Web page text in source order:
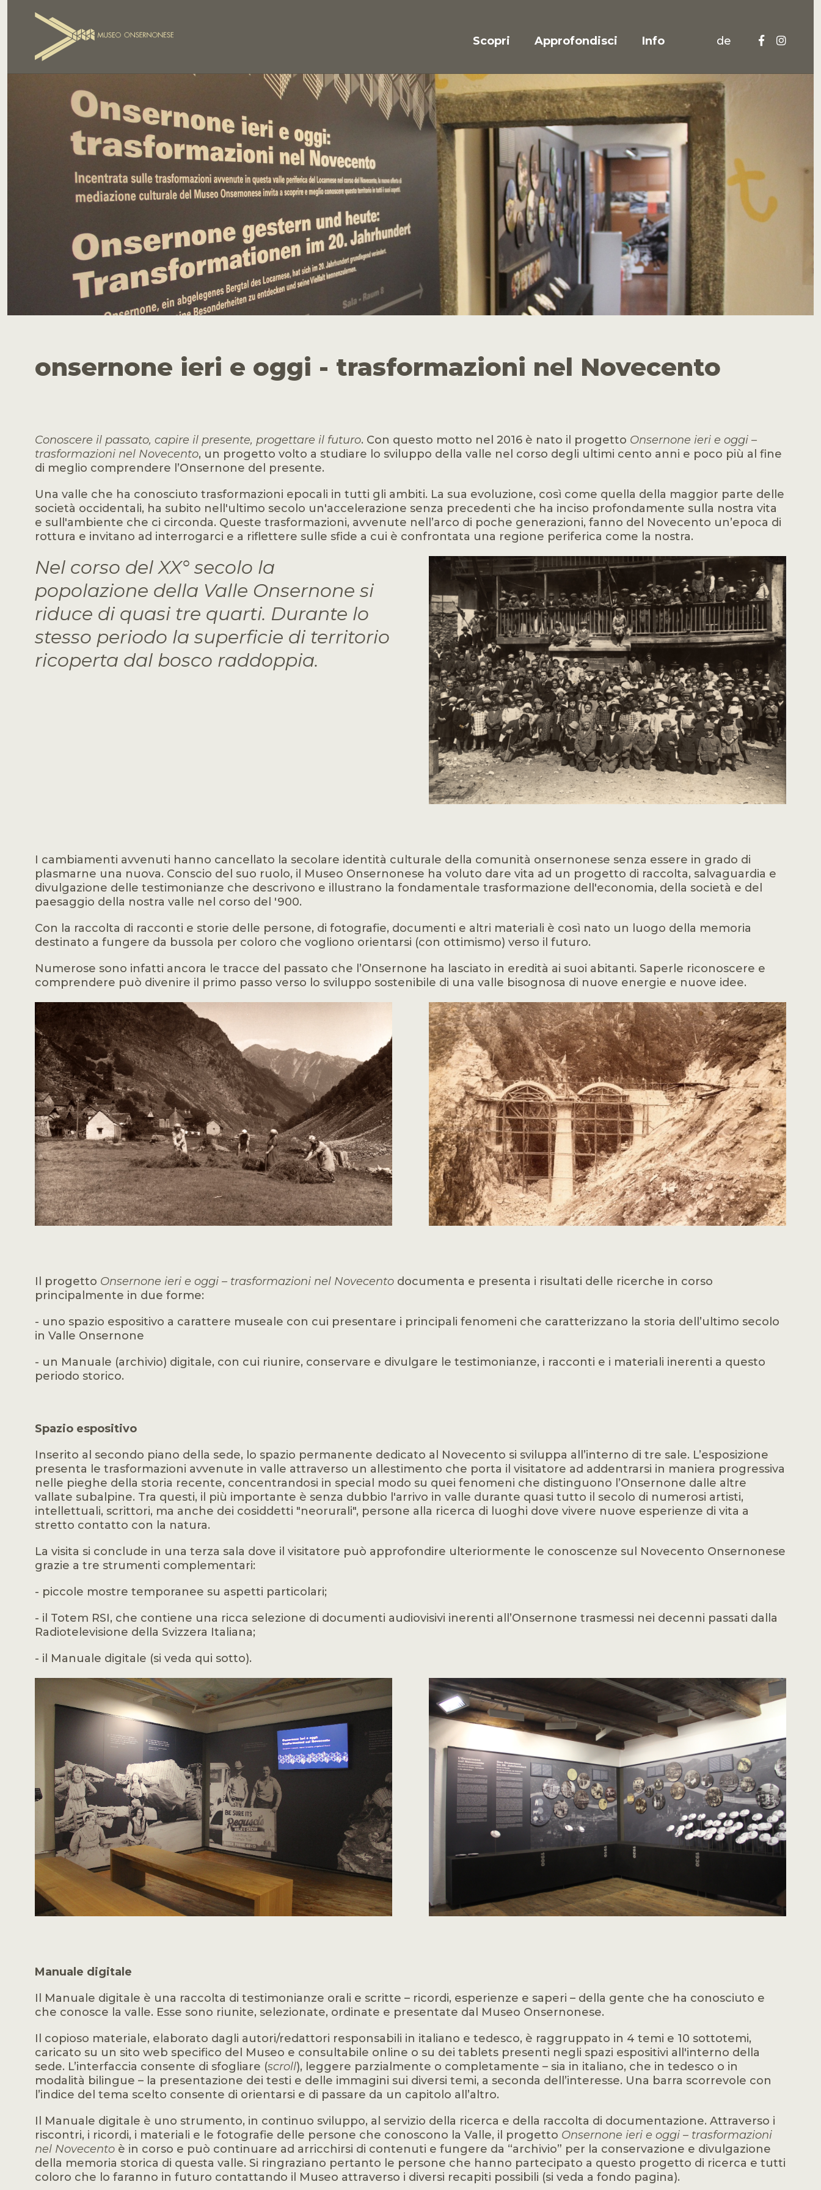
Scopri Approfondisci Info de
onsernone ieri e oggi - trasformazioni nel Novecento
Conoscere il passato, capire il presente, progettare il futuro. Con questo motto nel 2016 è nato il progetto Onsernone ieri e oggi –
trasformazioni nel Novecento, un progetto volto a studiare lo sviluppo della valle nel corso degli ultimi cento anni e poco più al fine
di meglio comprendere l’Onsernone del presente.
Una valle che ha conosciuto trasformazioni epocali in tutti gli ambiti. La sua evoluzione, così come quella della maggior parte delle
società occidentali, ha subito nell'ultimo secolo un'accelerazione senza precedenti che ha inciso profondamente sulla nostra vita
e sull'ambiente che ci circonda. Queste trasformazioni, avvenute nell’arco di poche generazioni, fanno del Novecento un’epoca di
rottura e invitano ad interrogarci e a riflettere sulle sfide a cui è confrontata una regione periferica come la nostra.
Nel corso del XX° secolo la
popolazione della Valle Onsernone si
riduce di quasi tre quarti. Durante lo
stesso periodo la superficie di territorio
ricoperta dal bosco raddoppia.
I cambiamenti avvenuti hanno cancellato la secolare identità culturale della comunità onsernonese senza essere in grado di
plasmarne una nuova. Conscio del suo ruolo, il Museo Onsernonese ha voluto dare vita ad un progetto di raccolta, salvaguardia e
divulgazione delle testimonianze che descrivono e illustrano la fondamentale trasformazione dell'economia, della società e del
paesaggio della nostra valle nel corso del '900.
Con la raccolta di racconti e storie delle persone, di fotografie, documenti e altri materiali è così nato un luogo della memoria
destinato a fungere da bussola per coloro che vogliono orientarsi (con ottimismo) verso il futuro.
Numerose sono infatti ancora le tracce del passato che l’Onsernone ha lasciato in eredità ai suoi abitanti. Saperle riconoscere e
comprendere può divenire il primo passo verso lo sviluppo sostenibile di una valle bisognosa di nuove energie e nuove idee.
Il progetto Onsernone ieri e oggi – trasformazioni nel Novecento documenta e presenta i risultati delle ricerche in corso
principalmente in due forme:
- uno spazio espositivo a carattere museale con cui presentare i principali fenomeni che caratterizzano la storia dell’ultimo secolo
in Valle Onsernone
- un Manuale (archivio) digitale, con cui riunire, conservare e divulgare le testimonianze, i racconti e i materiali inerenti a questo
periodo storico.
Spazio espositivo
Inserito al secondo piano della sede, lo spazio permanente dedicato al Novecento si sviluppa all’interno di tre sale. L’esposizione
presenta le trasformazioni avvenute in valle attraverso un allestimento che porta il visitatore ad addentrarsi in maniera progressiva
nelle pieghe della storia recente, concentrandosi in special modo su quei fenomeni che distinguono l’Onsernone dalle altre
vallate subalpine. Tra questi, il più importante è senza dubbio l'arrivo in valle durante quasi tutto il secolo di numerosi artisti,
intellettuali, scrittori, ma anche dei cosiddetti "neorurali", persone alla ricerca di luoghi dove vivere nuove esperienze di vita a
stretto contatto con la natura.
La visita si conclude in una terza sala dove il visitatore può approfondire ulteriormente le conoscenze sul Novecento Onsernonese
grazie a tre strumenti complementari:
- piccole mostre temporanee su aspetti particolari;
- il Totem RSI, che contiene una ricca selezione di documenti audiovisivi inerenti all’Onsernone trasmessi nei decenni passati dalla
Radiotelevisione della Svizzera Italiana;
- il Manuale digitale (si veda qui sotto).
Manuale digitale
Il Manuale digitale è una raccolta di testimonianze orali e scritte – ricordi, esperienze e saperi – della gente che ha conosciuto e
che conosce la valle. Esse sono riunite, selezionate, ordinate e presentate dal Museo Onsernonese.
Il copioso materiale, elaborato dagli autori/redattori responsabili in italiano e tedesco, è raggruppato in 4 temi e 10 sottotemi,
caricato su un sito web specifico del Museo e consultabile online o su dei tablets presenti negli spazi espositivi all'interno della
sede. L’interfaccia consente di sfogliare (scroll), leggere parzialmente o completamente – sia in italiano, che in tedesco o in
modalità bilingue – la presentazione dei testi e delle immagini sui diversi temi, a seconda dell’interesse. Una barra scorrevole con
l’indice del tema scelto consente di orientarsi e di passare da un capitolo all’altro.
Il Manuale digitale è uno strumento, in continuo sviluppo, al servizio della ricerca e della raccolta di documentazione. Attraverso i
riscontri, i ricordi, i materiali e le fotografie delle persone che conoscono la Valle, il progetto Onsernone ieri e oggi – trasformazioni
nel Novecento è in corso e può continuare ad arricchirsi di contenuti e fungere da “archivio” per la conservazione e divulgazione
della memoria storica di questa valle. Si ringraziano pertanto le persone che hanno partecipato a questo progetto di ricerca e tutti
coloro che lo faranno in futuro contattando il Museo attraverso i diversi recapiti possibili (si veda a fondo pagina).